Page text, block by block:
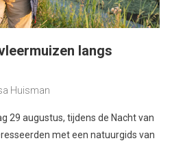
langs
Huisman
29 augustus, tijdens de Nacht van
met een natuurgids van